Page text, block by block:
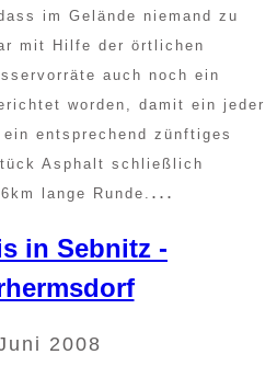
im Gelände niemand zu
mit Hilfe der örtlichen
auch noch ein
worden, damit ein jeder
entsprechend zünftiges
Asphalt schließlich
lange Runde. ...
in Sebnitz -
2008